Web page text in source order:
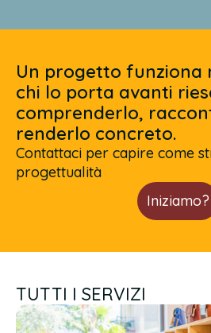
Un progetto funziona
chi lo porta avanti
comprenderlo,
renderlo concreto.
Contattaci per capire come
progettualità
Iniziamo?
TUTTI I SERVIZI